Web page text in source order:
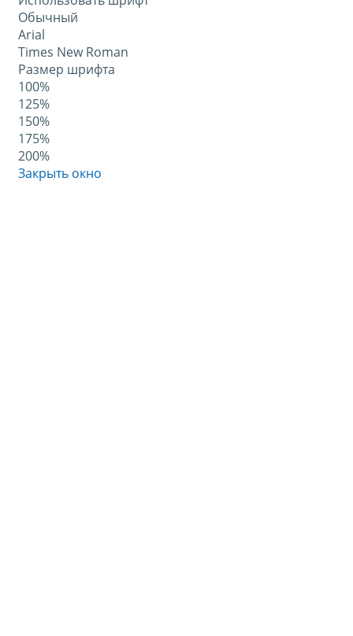
Обычный
Arial
Times New Roman
Размер шрифта
100%
125%
150%
175%
200%
Закрыть окно